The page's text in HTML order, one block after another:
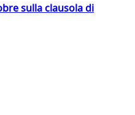
sulla clausola di